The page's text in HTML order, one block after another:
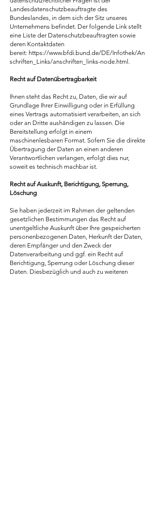
Landesdatenschutzbeauftragte des
Bundeslandes, in dem sich der Sitz unseres
Unternehmens befindet. Der folgende Link stellt
eine Liste der Datenschutzbeauftragten sowie
deren Kontaktdaten
bereit: https://www.bfdi.bund.de/DE/Infothek/An
schriften_Links/anschriften_links-node.html .
Recht auf Datenübertragbarkeit
Ihnen steht das Recht zu, Daten, die wir auf
Grundlage Ihrer Einwilligung oder in Erfüllung
eines Vertrags automatisiert verarbeiten, an sich
oder an Dritte aushändigen zu lassen. Die
Bereitstellung erfolgt in einem
maschinenlesbaren Format. Sofern Sie die direkte
Übertragung der Daten an einen anderen
Verantwortlichen verlangen, erfolgt dies nur,
soweit es technisch machbar ist.
Recht auf Auskunft, Berichtigung, Sperrung,
Löschung
Sie haben jederzeit im Rahmen der geltenden
gesetzlichen Bestimmungen das Recht auf
unentgeltliche Auskunft über Ihre gespeicherten
personenbezogenen Daten, Herkunft der Daten,
deren Empfänger und den Zweck der
Datenverarbeitung und ggf. ein Recht auf
Berichtigung, Sperrung oder Löschung dieser
Daten. Diesbezüglich und auch zu weiteren